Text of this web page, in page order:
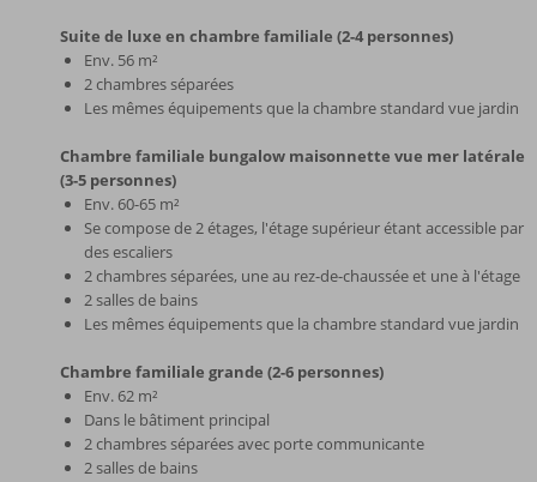
Suite de luxe en chambre familiale (2-4 personnes)
Env. 56 m²
2 chambres séparées
Les mêmes équipements que la chambre standard vue jardin
Chambre familiale bungalow maisonnette vue mer latérale
(3-5 personnes)
Env. 60-65 m²
Se compose de 2 étages, l'étage supérieur étant accessible par
des escaliers
2 chambres séparées, une au rez-de-chaussée et une à l'étage
2 salles de bains
Les mêmes équipements que la chambre standard vue jardin
Chambre familiale grande (2-6 personnes)
Env. 62 m²
Dans le bâtiment principal
2 chambres séparées avec porte communicante
2 salles de bains